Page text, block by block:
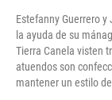
Estefanny Guerrero
la ayuda de su
Tierra Canela visten
atuendos son
mantener un estilo